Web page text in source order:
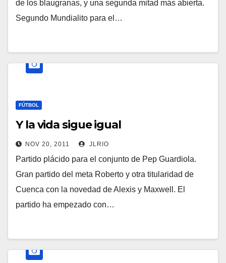
de los blaugranas, y una segunda mitad más abierta.
Segundo Mundialito para el…
FÚTBOL
Y la vida sigue igual
NOV 20, 2011 JLRIO
Partido plácido para el conjunto de Pep Guardiola.
Gran partido del meta Roberto y otra titularidad de
Cuenca con la novedad de Alexis y Maxwell. El
partido ha empezado con…